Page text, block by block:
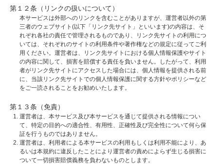
第１２条（リンクの扱いについて）
本サービスは外部へのリンクを含むことがありますが、運営者以外の第
三者のウェブサイト(以下「リンク先サイト」といいます)の内容は、そ
れぞれ各社の責任で管理されるものであり、リンク先サイトの利用につ
いては、それぞれのサイトの利用条件や著作権などの規定に従ってご利
用ください。運営者は、リンク先サイトにおける個人情報保護やサイト
の内容に関して、損害を賠償する責任を負いません。したがって、利用
者がリンク先サイトにアクセスした場合には、個人情報を提供される前
に、当該リンク先サイトでの個人情報保護に関する方針やポリシーなど
をご一読されることをお勧めいたします。
第１３条（免責）
運営者は、本サービス及び本サービスを通じて提供される情報につい
て、特定の目的への適合性、有用性、正確性及び完全性について何ら保
証を行うものではありません。
運営者は、利用者による本サービスの利用もしくは利用不能により、あ
るいは本規約に違反したことにより運営者の責めによらず生じる損害に
ついて一切損害賠償義務を負わないものとします。